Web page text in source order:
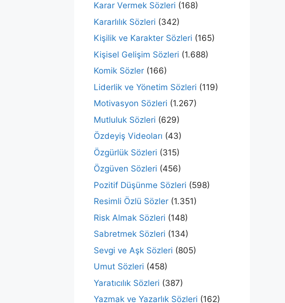
Karar Vermek Sözleri (168)
Kararlılık Sözleri (342)
Kişilik ve Karakter Sözleri (165)
Kişisel Gelişim Sözleri (1.688)
Komik Sözler (166)
Liderlik ve Yönetim Sözleri (119)
Motivasyon Sözleri (1.267)
Mutluluk Sözleri (629)
Özdeyiş Videoları (43)
Özgürlük Sözleri (315)
Özgüven Sözleri (456)
Pozitif Düşünme Sözleri (598)
Resimli Özlü Sözler (1.351)
Risk Almak Sözleri (148)
Sabretmek Sözleri (134)
Sevgi ve Aşk Sözleri (805)
Umut Sözleri (458)
Yaratıcılık Sözleri (387)
Yazmak ve Yazarlık Sözleri (162)